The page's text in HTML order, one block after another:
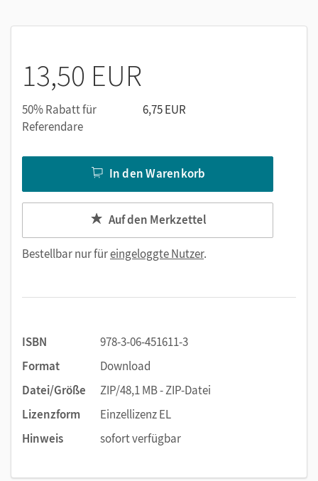
13,50 EUR
50% Rabatt für
Referendare
6,75 EUR
In den Warenkorb
Auf den Merkzettel
Bestellbar nur füreingeloggte Nutzer.
ISBN
978-3-06-451611-3
Format
Download
Datei/Größe
ZIP/48,1 MB - ZIP-Datei
Lizenzform
Einzellizenz EL
Hinweis
sofort verfügbar